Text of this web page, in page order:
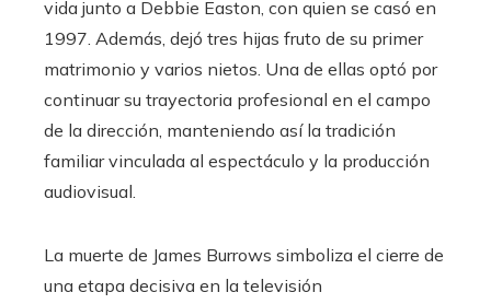
vida junto a Debbie Easton, con quien se casó en
1997. Además, dejó tres hijas fruto de su primer
matrimonio y varios nietos. Una de ellas optó por
continuar su trayectoria profesional en el campo
de la dirección, manteniendo así la tradición
familiar vinculada al espectáculo y la producción
audiovisual.
La muerte de James Burrows simboliza el cierre de
una etapa decisiva en la televisión